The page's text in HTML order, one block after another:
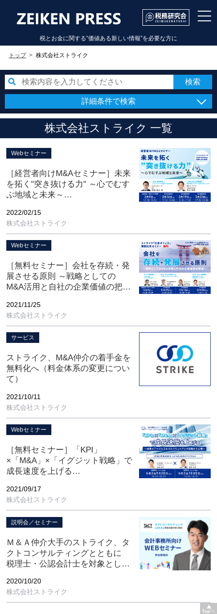
税とお金に関する”価値ある新しい情報”を必要な方に
トップ 株式会社ストライク
詳細条件で検索
株式会社ストライク 一覧
Webセミナー
［経営者向けM&Aセミナー］未来
を拓く"突き抜ける力" ～心でむす
ぶ地域と未来～
配信 、3/16（水）・3/19（土）・
3/23（水）WEB録画配信】
2022/02/15
株式会社ストライク
Webセミナー
［無料セミナー］会社を存続・発
展させる原則 ～戦略としての
M&A活用と自社の企業価値の把握
12/16（木）・12/18（土）開催】
2021/11/25
株式会社ストライク
サービス
ストライク、M&A仲介の着手金を
無料化へ（料金体系の変更につい
て）
2021/10/11
株式会社ストライク
Webセミナー
［無料セミナー］「KPI」
×「M&A」×「イグジット戦略」で
成長速度を上げる
2021/09/17
株式会社ストライク
説明会／セミナー
Ｍ＆Ａ仲介大手のストライク、タ
クトコンサルティングとともに
税理士・公認会計士を対象とした
税理士が知っておくべき「事業承
継対策」と「Ｍ＆Ａ支援」ノウハ
2020/10/20
株式会社ストライク